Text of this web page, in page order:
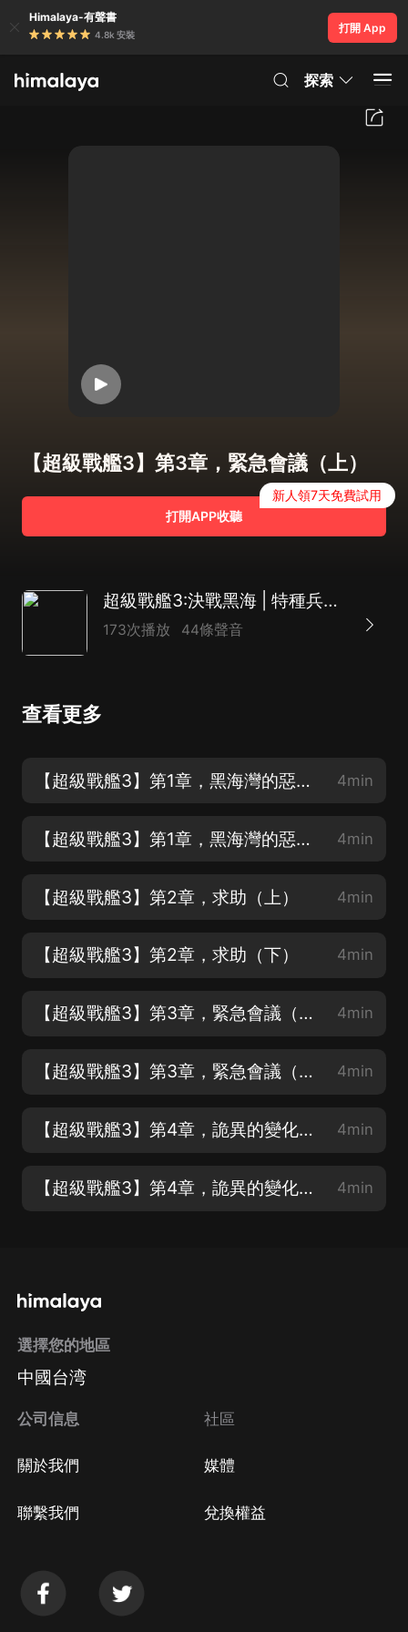
Himalaya-有聲書
4.8k 安裝
打開 App
探索
【超級戰艦3】第3章，緊急會議（上）
打開APP收聽
新人領7天免費試用
超級戰艦3:決戰黑海 | 特種兵學校 | 八路叔叔
173次播放 44條聲音
查看更多
【超級戰艦3】第1章，黑海灣的惡魔（上） 4min
【超級戰艦3】第1章，黑海灣的惡魔（下） 4min
【超級戰艦3】第2章，求助（上） 4min
【超級戰艦3】第2章，求助（下） 4min
【超級戰艦3】第3章，緊急會議（上） 4min
【超級戰艦3】第3章，緊急會議（下） 4min
【超級戰艦3】第4章，詭異的變化（上） 4min
【超級戰艦3】第4章，詭異的變化（下） 4min
選擇您的地區
中國台湾
公司信息
關於我們
聯繫我們
社區
媒體
兌換權益